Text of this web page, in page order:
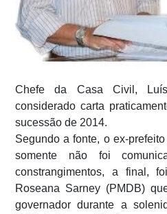
Chefe da Casa Civil,
considerado carta
sucessão de 2014.
Segundo a fonte, o ex-
somente não foi
constrangimentos, a final,
Roseana Sarney (PMDB)
governador durante a